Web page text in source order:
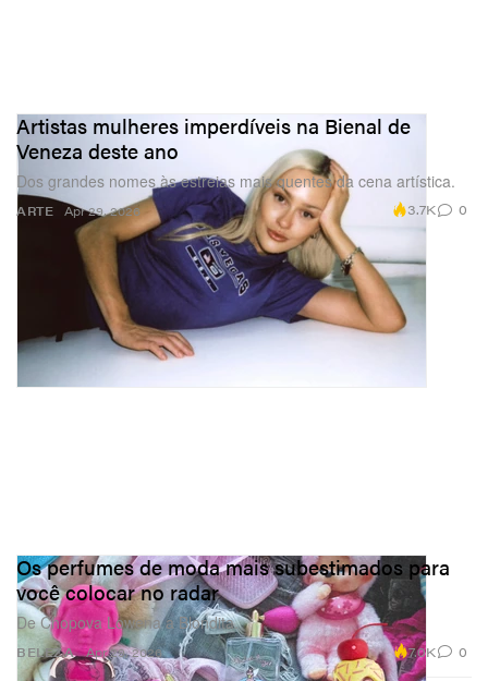
ARTE
Artistas mulheres imperdíveis na Bienal de
Veneza deste ano
Dos grandes nomes às estreias mais quentes da cena artística.
Apr 29, 2026 3.7K 0
BELEZA
Os perfumes de moda mais subestimados para
você colocar no radar
De Chopova Lowena a Blondita.
Apr 29, 2026 7.0K 0